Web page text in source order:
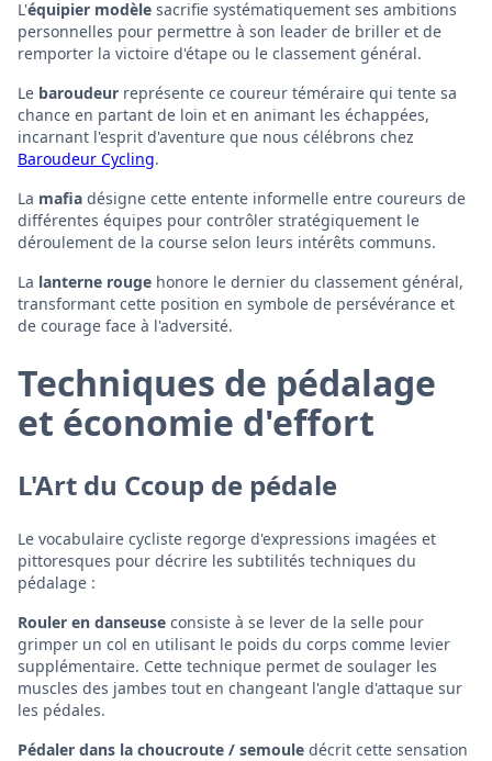
L'équipier modèle sacrifie systématiquement ses ambitions
personnelles pour permettre à son leader de briller et de
remporter la victoire d'étape ou le classement général.
Le baroudeur représente ce coureur téméraire qui tente sa
chance en partant de loin et en animant les échappées,
incarnant l'esprit d'aventure que nous célébrons chez
Baroudeur Cycling.
La mafia désigne cette entente informelle entre coureurs de
différentes équipes pour contrôler stratégiquement le
déroulement de la course selon leurs intérêts communs.
La lanterne rouge honore le dernier du classement général,
transformant cette position en symbole de persévérance et
de courage face à l'adversité.
Techniques de pédalage
et économie d'effort
L'Art du Ccoup de pédale
Le vocabulaire cycliste regorge d'expressions imagées et
pittoresques pour décrire les subtilités techniques du
pédalage :
Rouler en danseuse consiste à se lever de la selle pour
grimper un col en utilisant le poids du corps comme levier
supplémentaire. Cette technique permet de soulager les
muscles des jambes tout en changeant l'angle d'attaque sur
les pédales.
Pédaler dans la choucroute / semoule décrit cette sensation